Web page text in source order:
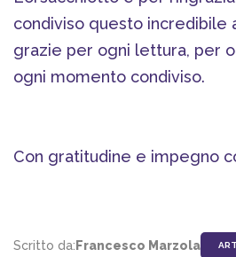
condiviso questo incredibile
grazie per ogni lettura, per
ogni momento condiviso.
Con gratitudine e impegno
Scritto da: Francesco Marzola